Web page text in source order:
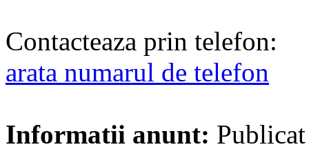
Contacteaza prin telefon:
arata numarul de telefon
Informatii anunt: